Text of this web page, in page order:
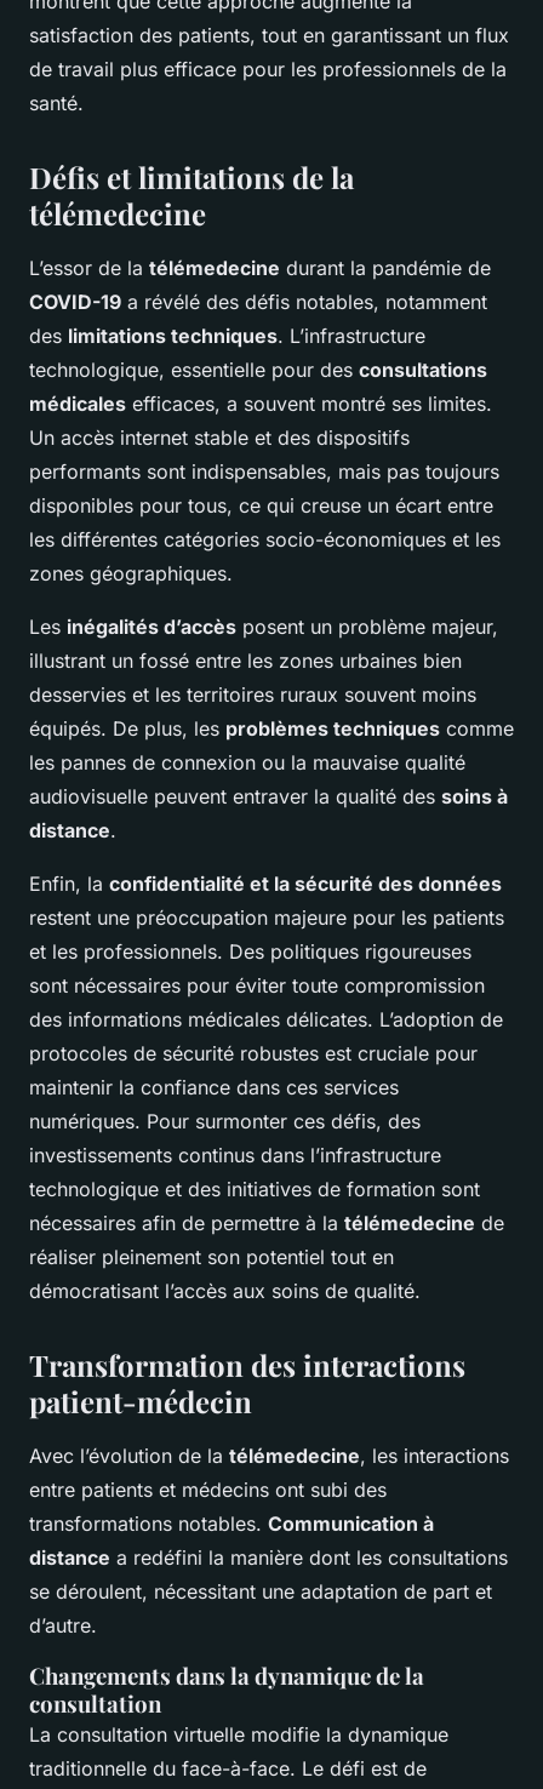
satisfaction des patients, tout en garantissant un flux
de travail plus efficace pour les professionnels de la
santé.
Défis et limitations de la
télémedecine
L’essor de la télémedecine durant la pandémie de
COVID-19 a révélé des défis notables, notamment
des limitations techniques. L’infrastructure
technologique, essentielle pour des consultations
médicales efficaces, a souvent montré ses limites.
Un accès internet stable et des dispositifs
performants sont indispensables, mais pas toujours
disponibles pour tous, ce qui creuse un écart entre
les différentes catégories socio-économiques et les
zones géographiques.
Les inégalités d’accès posent un problème majeur,
illustrant un fossé entre les zones urbaines bien
desservies et les territoires ruraux souvent moins
équipés. De plus, les problèmes techniques comme
les pannes de connexion ou la mauvaise qualité
audiovisuelle peuvent entraver la qualité des soins à
distance.
Enfin, la confidentialité et la sécurité des données
restent une préoccupation majeure pour les patients
et les professionnels. Des politiques rigoureuses
sont nécessaires pour éviter toute compromission
des informations médicales délicates. L’adoption de
protocoles de sécurité robustes est cruciale pour
maintenir la confiance dans ces services
numériques. Pour surmonter ces défis, des
investissements continus dans l’infrastructure
technologique et des initiatives de formation sont
nécessaires afin de permettre à la télémedecine de
réaliser pleinement son potentiel tout en
démocratisant l’accès aux soins de qualité.
Transformation des interactions
patient-médecin
Avec l’évolution de la télémedecine, les interactions
entre patients et médecins ont subi des
transformations notables. Communication à
distance a redéfini la manière dont les consultations
se déroulent, nécessitant une adaptation de part et
d’autre.
Changements dans la dynamique de la
consultation
La consultation virtuelle modifie la dynamique
traditionnelle du face-à-face. Le défi est de